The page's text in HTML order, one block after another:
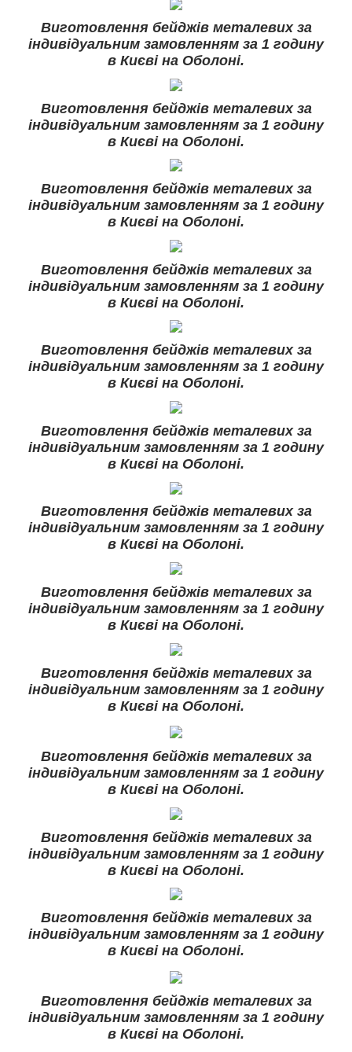
Виготовлення бейджів металевих за
індивідуальним замовленням за 1 годину
в Києві на Оболоні.
Виготовлення бейджів металевих за
індивідуальним замовленням за 1 годину
в Києві на Оболоні.
Виготовлення бейджів металевих за
індивідуальним замовленням за 1 годину
в Києві на Оболоні.
Виготовлення бейджів металевих за
індивідуальним замовленням за 1 годину
в Києві на Оболоні.
Виготовлення бейджів металевих за
індивідуальним замовленням за 1 годину
в Києві на Оболоні.
Виготовлення бейджів металевих за
індивідуальним замовленням за 1 годину
в Києві на Оболоні.
Виготовлення бейджів металевих за
індивідуальним замовленням за 1 годину
в Києві на Оболоні.
Виготовлення бейджів металевих за
індивідуальним замовленням за 1 годину
в Києві на Оболоні.
Виготовлення бейджів металевих за
індивідуальним замовленням за 1 годину
в Києві на Оболоні.
Виготовлення бейджів металевих за
індивідуальним замовленням за 1 годину
в Києві на Оболоні.
Виготовлення бейджів металевих за
індивідуальним замовленням за 1 годину
в Києві на Оболоні.
Виготовлення бейджів металевих за
індивідуальним замовленням за 1 годину
в Києві на Оболоні.
Виготовлення бейджів металевих за
індивідуальним замовленням за 1 годину
в Києві на Оболоні.